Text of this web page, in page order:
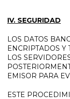
IV. SEGURIDAD
LOS DATOS
ENCRIPTADOS Y
LOS
EMISOR PARA
ESTE